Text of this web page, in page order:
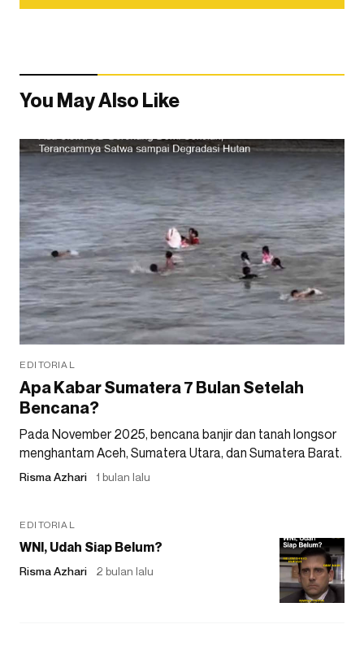
You May Also Like
EDITORIAL
Apa Kabar Sumatera 7 Bulan Setelah
Bencana?
Pada November 2025, bencana banjir dan tanah longsor
menghantam Aceh, Sumatera Utara, dan Sumatera Barat.
Risma Azhari 1 bulan lalu
EDITORIAL
WNI, Udah Siap Belum?
Risma Azhari 2 bulan lalu